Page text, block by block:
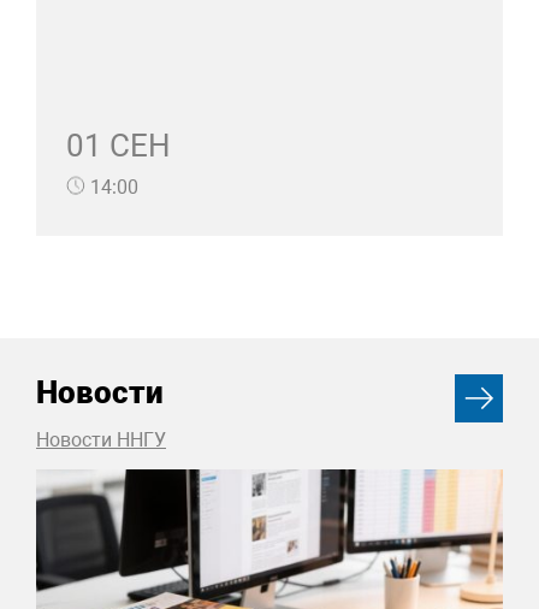
01 СЕН
14:00
Новости
Новости ННГУ